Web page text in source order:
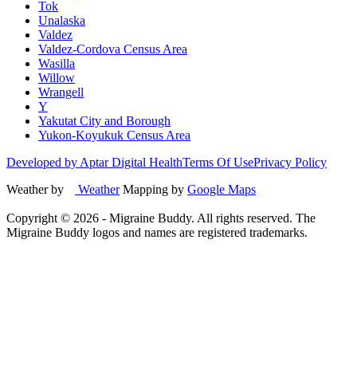
Tok
Unalaska
Valdez
Valdez-Cordova Census Area
Wasilla
Willow
Wrangell
Y
Yakutat City and Borough
Yukon-Koyukuk Census Area
Developed by Aptar Digital HealthTerms Of UsePrivacy Policy
Weather by
WeatherMapping by Google Maps
Copyright © 2026 - Migraine Buddy. All rights reserved. The
Migraine Buddy logos and names are registered trademarks.